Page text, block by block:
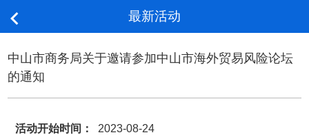
 最新活动
中山市商务局关于邀请参加中山市海外贸易风险论坛
的通知
活动开始时间： 2023-08-24